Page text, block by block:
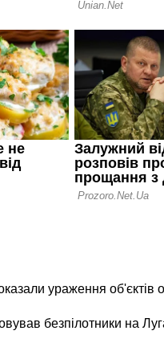
ураження об'єктів
безпілотники на